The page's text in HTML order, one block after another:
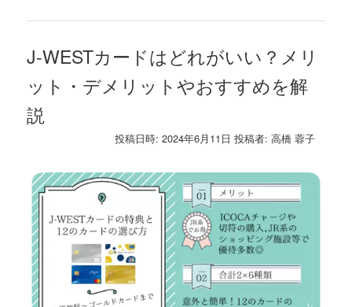
J-WESTカードはどれがいい？メリ
ット・デメリットやおすすめを解
説
投稿日時:2024年6月11日 投稿者:高橋 蓉子